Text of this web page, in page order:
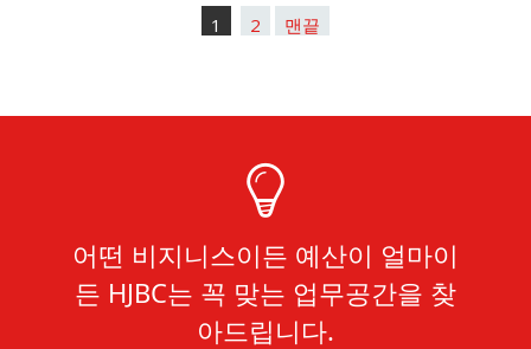
1 2 맨끝
어떤 비지니스이든 예산이 얼마이
든 HJBC는 꼭 맞는 업무공간을 찾
아드립니다.